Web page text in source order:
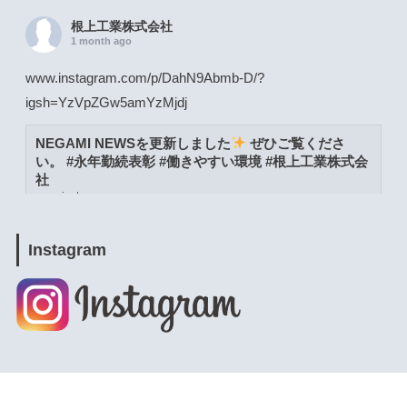
根上工業株式会社
1 month ago
www.instagram.com/p/DahN9Abmb-D/?
igsh=YzVpZGw5amYzMjdj
NEGAMI NEWSを更新しました
ぜひご覧くださ
い。 #永年勤続表彰 #働きやすい環境 #根上工業株式会
社
www.instagram.com
根上工業株式会社
1 month ago
Instagram